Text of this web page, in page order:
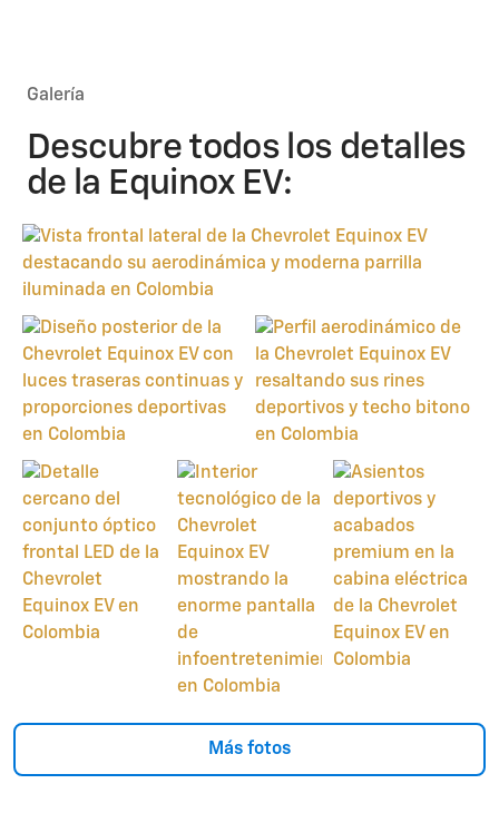
Galería
Descubre todos los detalles
de la Equinox EV:
Más fotos